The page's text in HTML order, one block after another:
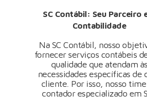
SC Contábil: Seu Parceiro
Contabilidade
Na SC Contábil, nosso
fornecer serviços contábeis
qualidade que atendam às
necessidades específicas de
cliente. Por isso, nosso
contador especializado em